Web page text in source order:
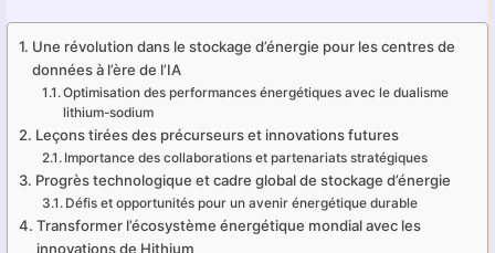
Une révolution dans le stockage d’énergie pour les centres de
données à l’ère de l’IA
Optimisation des performances énergétiques avec le dualisme
lithium-sodium
Leçons tirées des précurseurs et innovations futures
Importance des collaborations et partenariats stratégiques
Progrès technologique et cadre global de stockage d’énergie
Défis et opportunités pour un avenir énergétique durable
Transformer l’écosystème énergétique mondial avec les
innovations de Hithium